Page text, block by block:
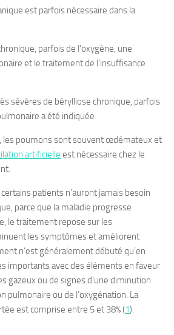
est parfois nécessaire dans la
parfois de l’oxygène, une
et le traitement de l’insuffisance
sévères de bérylliose chronique, parfois
a été indiquée
, les poumons sont souvent œdémateux et
artificielle est nécessaire chez le
certains patients n’auront jamais besoin
parce que la maladie progresse
le traitement repose sur les
les symptômes et améliorent
n’est généralement débuté qu’en
importants avec des éléments en faveur
gazeux ou de signes d’une diminution
pulmonaire ou de l’oxygénation. La
est comprise entre 5 et 38% (1).